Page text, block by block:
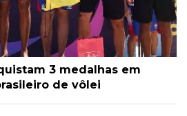
3 medalhas em
de vôlei